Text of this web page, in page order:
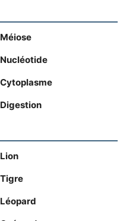
Méiose
Nucléotide
Cytoplasme
Digestion
Lion
Tigre
Léopard